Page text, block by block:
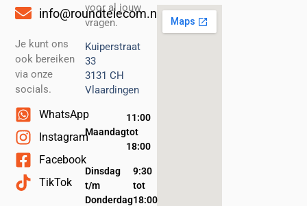
info@roundtelecom.nl
Je kunt ons
ook bereiken
via onze
socials.
WhatsApp
Instagram
Facebook
TikTok
voor al jouw
vragen.
Kuiperstraat
33
3131 CH
Vlaardingen
Maandag
11:00
tot
18:00
Dinsdag
t/m
Donderdag
9:30
tot
18:00